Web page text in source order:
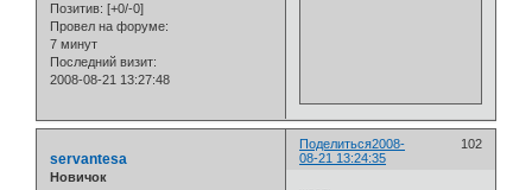
Позитив: [+0/-0]
Провел на форуме:
7 минут
Последний визит:
2008-08-21 13:27:48
Поделиться 102
2008-
08-21 13:24:35
servantesa
Новичок